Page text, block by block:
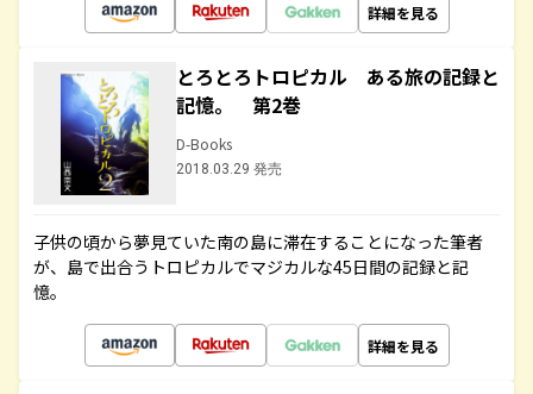
詳細を見る
とろとろトロピカル ある旅の記録と
記憶。 第2巻
D-Books
2018.03.29 発売
子供の頃から夢見ていた南の島に滞在することになった筆者
が、島で出合うトロピカルでマジカルな45日間の記録と記
憶。
詳細を見る